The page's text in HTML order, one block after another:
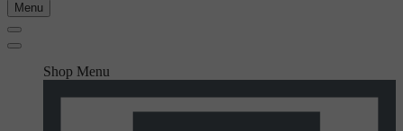
Menu
Shop Menu